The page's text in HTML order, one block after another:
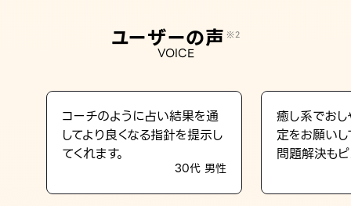
LINE占いを開く
ユーザーの声 ※2
VOICE
コーチのように占い結果を通
してより良くなる指針を提示し
てくれます。
30代 男性
癒し系でおし
定をお願い
問題解決もピ